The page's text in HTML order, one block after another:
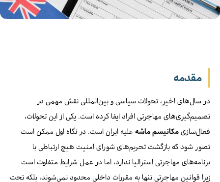
نوشته
مقدمه
در سال‌های اخیر، تحولات سیاسی و بین‌المللی نقش مهمی در
تصمیم‌گیری‌های مهاجرتی افراد ایفا کرده است. یکی از این تحولات،
فعال‌سازی مکانیسم ماشه علیه ایران است. در نگاه اول ممکن است
تصور شود که بازگشت تحریم‌های شورای امنیت هیچ ارتباطی با
برنامه‌های مهاجرتی استرالیا ندارد، اما در عمل شرایط متفاوت است.
زیرا قوانین مهاجرتی تنها به مقررات داخلی محدود نمی‌شوند، بلکه تحت